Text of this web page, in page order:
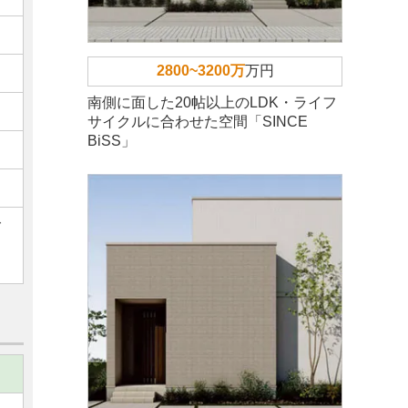
2800~3200万万円
南側に面した20帖以上のLDK・ライフ
サイクルに合わせた空間「SINCE
BiSS」